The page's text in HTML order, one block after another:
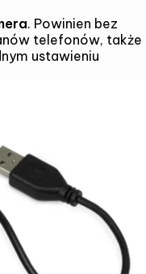
. Powinien bez
telefonów, także
ustawieniu